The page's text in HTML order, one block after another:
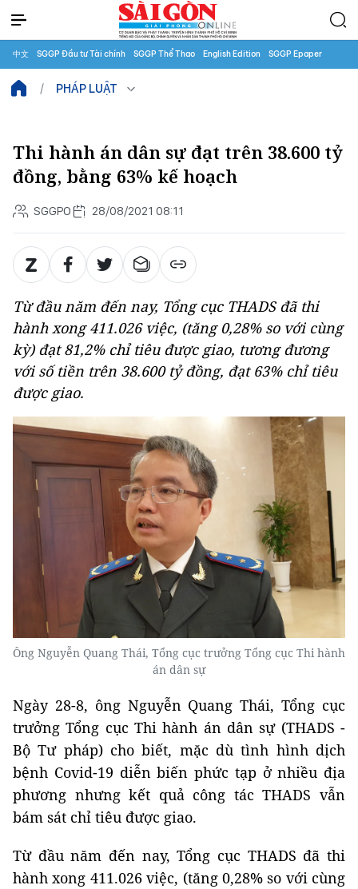
中文 SGGP Đầu tư Tài chính SGGP Thể Thao English Edition SGGP Epaper
PHÁP LUẬT
Thi hành án dân sự đạt trên 38.600 tỷ
đồng, bằng 63% kế hoạch
SGGPO 28/08/2021 08:11
Từ đầu năm đến nay, Tổng cục THADS đã thi
hành xong 411.026 việc, (tăng 0,28% so với cùng
kỳ) đạt 81,2% chỉ tiêu được giao, tương đương
với số tiền trên 38.600 tỷ đồng, đạt 63% chỉ tiêu
được giao.
Ông Nguyễn Quang Thái, Tổng cục trưởng Tổng cục Thi hành
án dân sự
Ngày 28-8, ông Nguyễn Quang Thái, Tổng cục
trưởng Tổng cục Thi hành án dân sự (THADS -
Bộ Tư pháp) cho biết, mặc dù tình hình dịch
bệnh Covid-19 diễn biến phức tạp ở nhiều địa
phương nhưng kết quả công tác THADS vẫn
bám sát chỉ tiêu được giao.
Từ đầu năm đến nay, Tổng cục THADS đã thi
hành xong 411.026 việc, (tăng 0,28% so với cùng